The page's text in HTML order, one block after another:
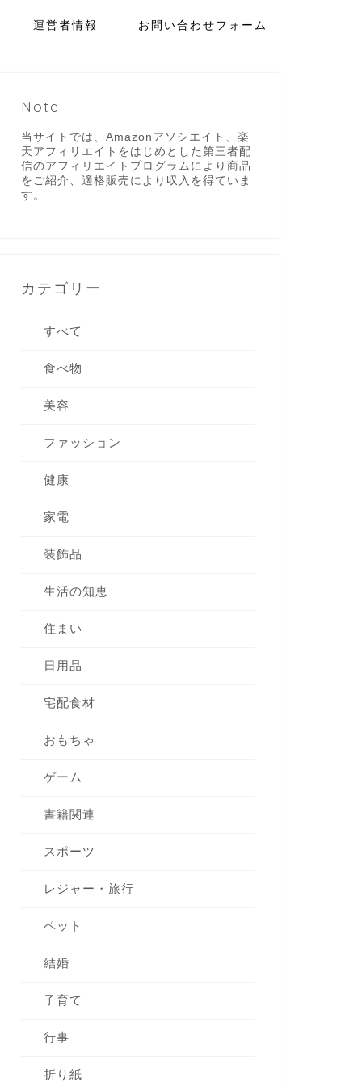
運営者情報 お問い合わせフォーム
Note
当サイトでは、Amazonアソシエイト、楽
天アフィリエイトをはじめとした第三者配
信のアフィリエイトプログラムにより商品
をご紹介、適格販売により収入を得ていま
す。
カテゴリー
すべて
食べ物
美容
ファッション
健康
家電
装飾品
生活の知恵
住まい
日用品
宅配食材
おもちゃ
ゲーム
書籍関連
スポーツ
レジャー・旅行
ペット
結婚
子育て
行事
折り紙